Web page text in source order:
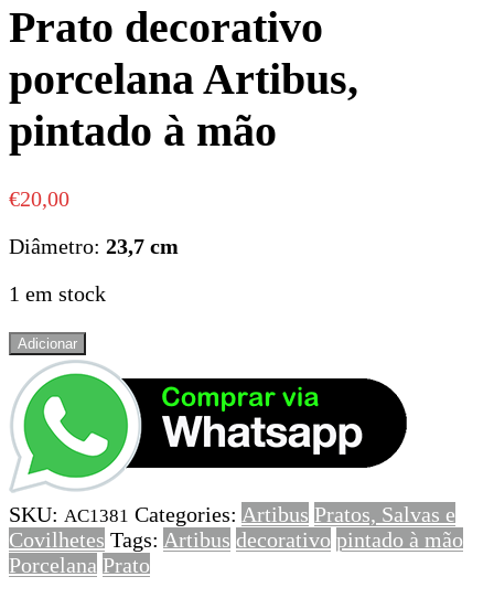
Prato decorativo
porcelana Artibus,
pintado à mão
€20,00
Diâmetro: 23,7 cm
1 em stock
Quantidade
Prato
decorativo
porcelana
Artibus,
pintado
à
mão
Adicionar
SKU: AC1381 Categories: Artibus Pratos, Salvas e
Covilhetes Tags: Artibus decorativo pintado à mão
Porcelana Prato